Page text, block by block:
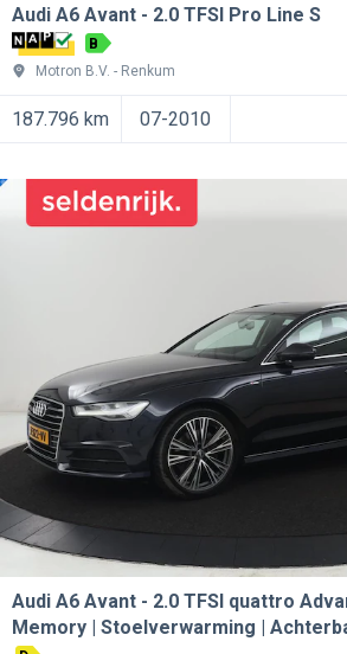
Audi A6 Avant 2.0 TFSI Pro Line S
B
Motron B.V.
Renkum
187.796 km 07-2010
Audi A6 Avant
2.0 TFSI quattro
Memory | Stoelverwarming |